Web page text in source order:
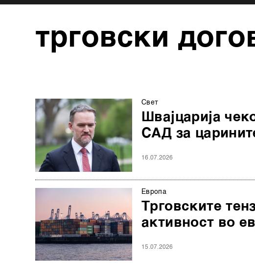
трговски
Свет
Швајцарија
САД за
16.07.2026
Европа
Трговските
активност во
15.07.2026